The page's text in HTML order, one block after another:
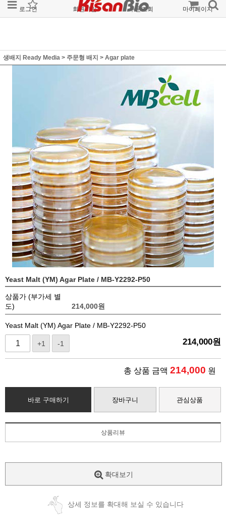
로그인 회원가입 주문조회 마이페이지
생배지 Ready Media > 주문형 배지 > Agar plate
Yeast Malt (YM) Agar Plate / MB-Y2292-P50
상품가 (부가세 별
도)
214,000원
Yeast Malt (YM) Agar Plate / MB-Y2292-P50
+1 -1 214,000원
총 상품 금액 214,000 원
바로 구매하기 장바구니 관심상품
상품리뷰
확대보기
상세 정보를 확대해 보실 수 있습니다